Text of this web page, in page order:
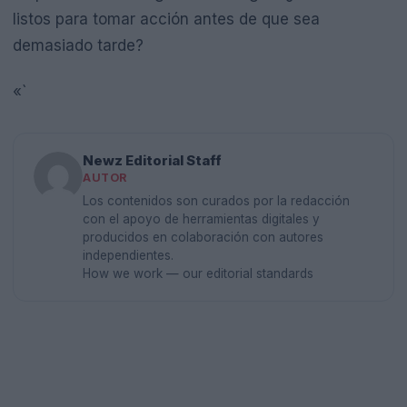
listos para tomar acción antes de que sea
demasiado tarde?
«`
Newz Editorial Staff
AUTOR
Los contenidos son curados por la redacción
con el apoyo de herramientas digitales y
producidos en colaboración con autores
independientes.
How we work — our editorial standards